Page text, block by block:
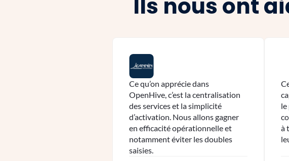
Ils nous ont
Ce qu’on apprécie dans
OpenHive, c’est la centralisation
des services et la simplicité
d’activation. Nous allons gagner
en efficacité opérationnelle et
notamment éviter les doubles
saisies.
le
à